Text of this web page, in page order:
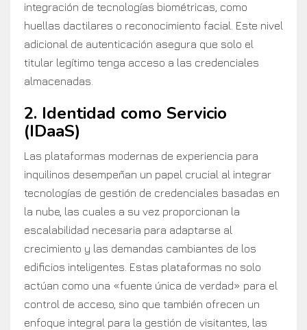
integración de tecnologías biométricas, como
huellas dactilares o reconocimiento facial. Este nivel
adicional de autenticación asegura que solo el
titular legítimo tenga acceso a las credenciales
almacenadas.
2. Identidad como Servicio
(IDaaS)
Las plataformas modernas de experiencia para
inquilinos desempeñan un papel crucial al integrar
tecnologías de gestión de credenciales basadas en
la nube, las cuales a su vez proporcionan la
escalabilidad necesaria para adaptarse al
crecimiento y las demandas cambiantes de los
edificios inteligentes. Estas plataformas no solo
actúan como una «fuente única de verdad» para el
control de acceso, sino que también ofrecen un
enfoque integral para la gestión de visitantes, las